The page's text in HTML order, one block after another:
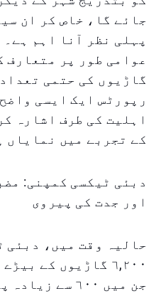
جائے گا، خاص کر ان
پہلی نظر آنا اہم
عوامی طور پر متعارف
گاڑیوں کی حتمی
رپورٹس ایک ایسی
اہلیت کی طرف اشارہ
کے تجربے میں نمایاں
دبئی ٹیکسی کمپنی:
اور جدت کی پیروی
حالیہ وقت میں، دبئی
٦,٢٠٠ گاڑیوں کے
جن میں ٦٠٠ سے